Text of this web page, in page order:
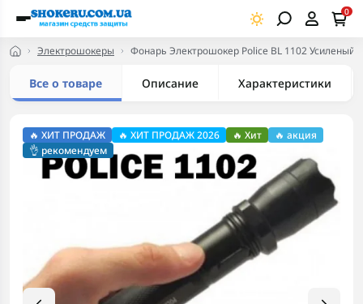
0
Электрошокеры Фонарь Электрошокер Police BL 1102 Усиленый
Все о товаре Описание Характеристики
🔥 ХИТ ПРОДАЖ 🔥 ХИТ ПРОДАЖ 2026 🔥 Хит
🔥 акция
👌 рекомендуем